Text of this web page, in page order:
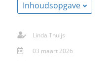
Inhoudsopgave
Linda Thuijs
03 maart 2026